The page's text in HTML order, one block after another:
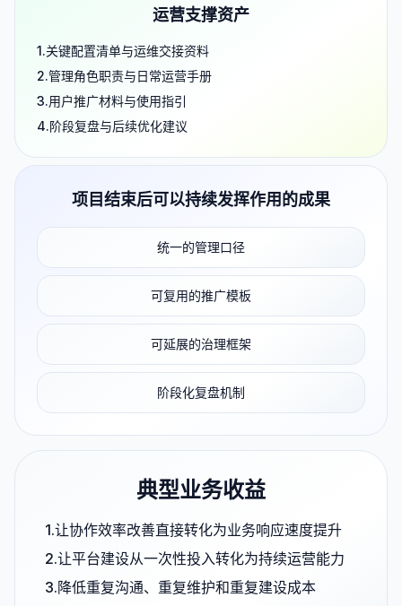
运营支撑资产
关键配置清单与运维交接资料
管理角色职责与日常运营手册
用户推广材料与使用指引
阶段复盘与后续优化建议
项目结束后可以持续发挥作用的成果
统一的管理口径
可复用的推广模板
可延展的治理框架
阶段化复盘机制
典型业务收益
让协作效率改善直接转化为业务响应速度提升
让平台建设从一次性投入转化为持续运营能力
降低重复沟通、重复维护和重复建设成本